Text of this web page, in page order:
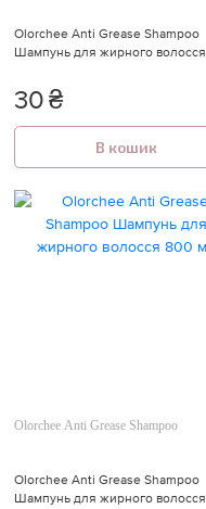
Olorchee Anti Grease Shampoo
Шампунь для жирного волосся 10
30₴
В кошик
Olorchee Anti Grease Shampoo
Olorchee Anti Grease Shampoo
Шампунь для жирного волосся 800